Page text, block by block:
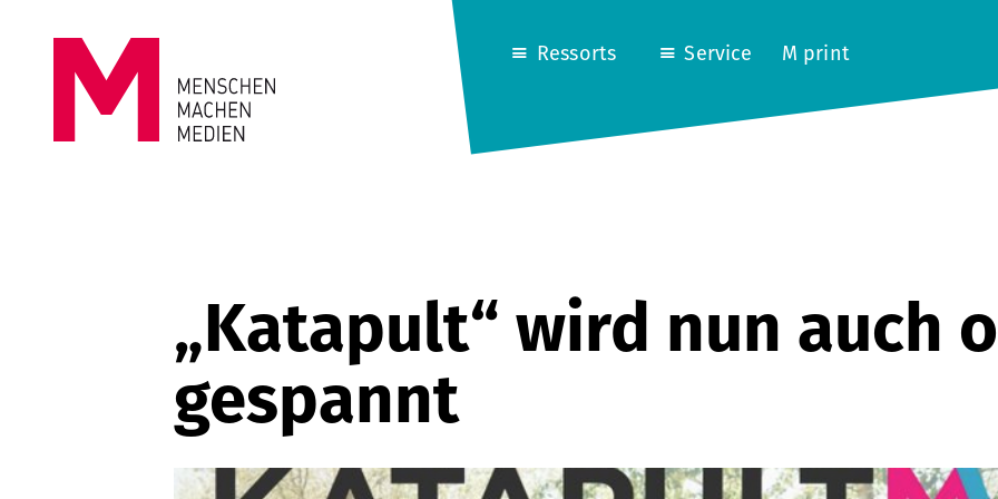
MEDIEN
Ressorts Service M print
„Katapult“ wird nun auch
gespannt